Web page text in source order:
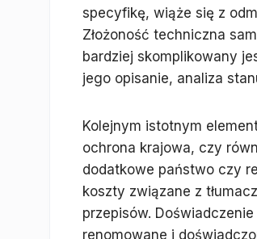
specyfikę, wiąże się z
Złożoność techniczna
bardziej skomplikowany
jego opisanie, analiza
Kolejnym istotnym
ochrona krajowa, czy
dodatkowe państwo czy
koszty związane z
przepisów.
renomowane i